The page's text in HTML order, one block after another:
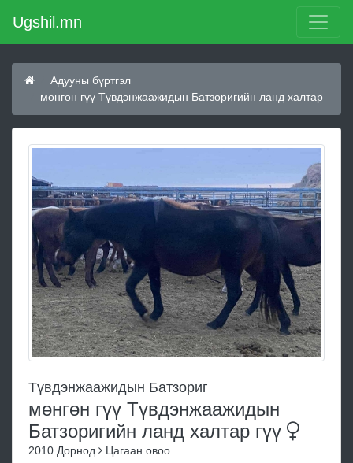
Ugshil.mn
Адууны бүртгэл
мөнгөн гүү Түвдэнжаажидын Батзоригийн ланд халтар
Түвдэнжаажидын Батзориг
мөнгөн гүү Түвдэнжаажидын
Батзоригийн ланд халтар гүү
2010 Дорнод Цагаан овоо